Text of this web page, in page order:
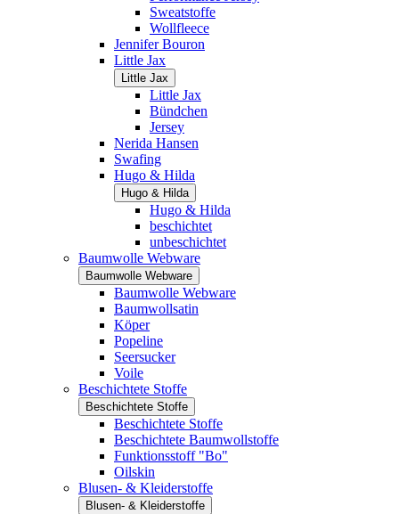
Sweatstoffe
Wollfleece
Jennifer Bouron
Little Jax
Little Jax
Little Jax
Bündchen
Jersey
Nerida Hansen
Swafing
Hugo & Hilda
Hugo & Hilda
Hugo & Hilda
beschichtet
unbeschichtet
Baumwolle Webware
Baumwolle Webware
Baumwolle Webware
Baumwollsatin
Köper
Popeline
Seersucker
Voile
Beschichtete Stoffe
Beschichtete Stoffe
Beschichtete Stoffe
Beschichtete Baumwollstoffe
Funktionsstoff "Bo"
Oilskin
Blusen- & Kleiderstoffe
Blusen- & Kleiderstoffe